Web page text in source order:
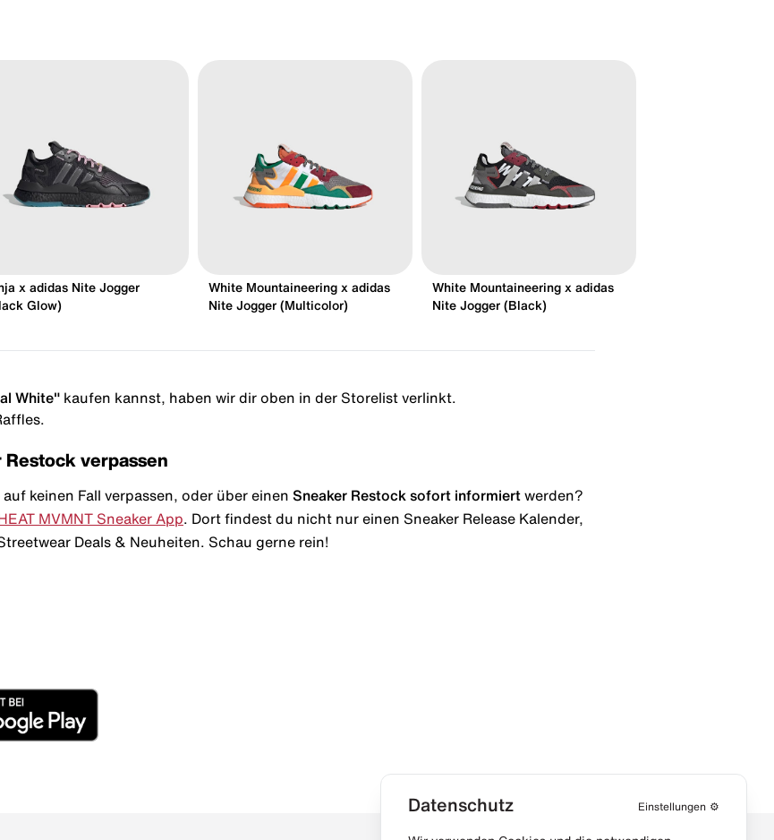
x adidas Nite Jogger
Glow)
White Mountaineering x adidas
Nite Jogger (Multicolor)
White Mountaineering x adidas
Nite Jogger (Black)
White" kaufen kannst, haben wir dir oben in der Storelist verlinkt.
Restock verpassen
auf keinen Fall verpassen, oder über einen Sneaker Restock sofort informiert werden?
MVMNT Sneaker App . Dort findest du nicht nur einen Sneaker Release Kalender,
Deals & Neuheiten. Schau gerne rein!
Datenschutz Einstellungen ⚙️